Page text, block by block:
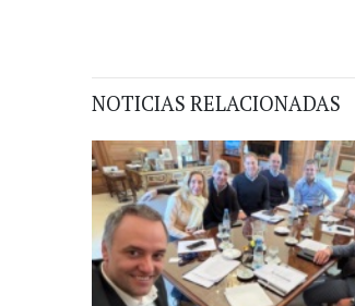
NOTICIAS RELACIONADAS